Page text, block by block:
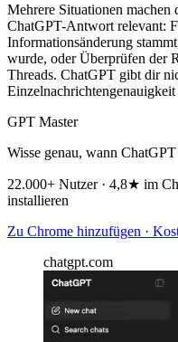
Mehrere Situationen machen
ChatGPT-Antwort relevant:
Informationsänderung
wurde, oder Überprüfen der
Threads. ChatGPT gibt dir
GPT Master
Wisse genau, wann ChatGPT
22.000+ Nutzer · 4,8★ im
installieren
Zu Chrome hinzufügen ·
chatgpt.com